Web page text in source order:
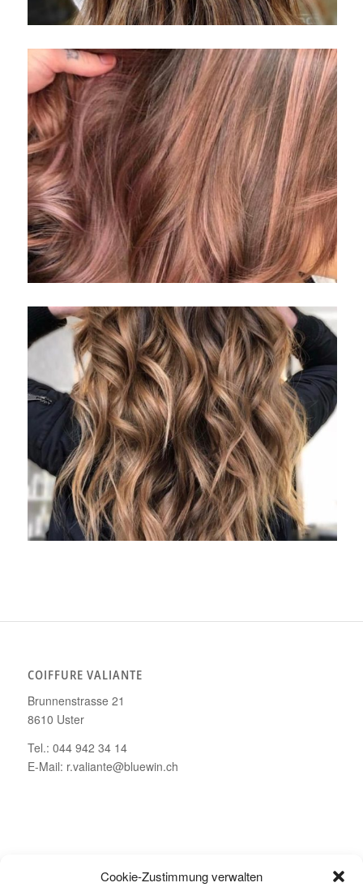
Cookie-Zustimmung verwalten
COIFFURE VALIANTE
Brunnenstrasse 21
8610 Uster
Tel.: 044 942 34 14
E-Mail: r.valiante@bluewin.ch